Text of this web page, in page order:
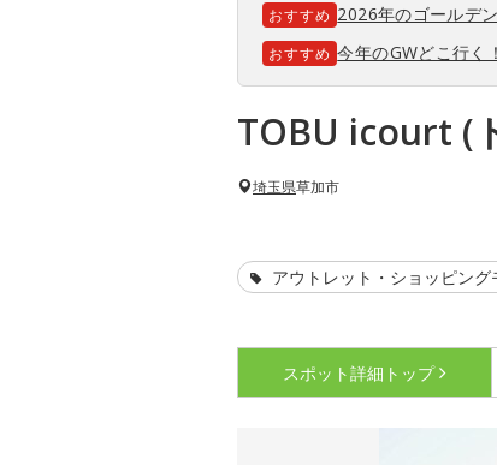
おすすめ 2026年のゴールデ
おすすめ 今年のGWどこ行く
TOBU icourt (
埼玉県草加市
アウトレット・ショッピング
スポット詳細 トップ